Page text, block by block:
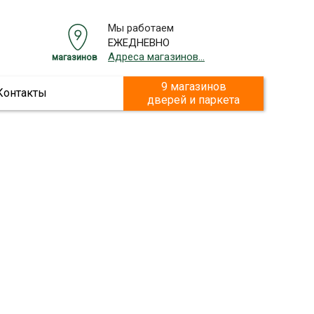
Мы работаем
ЕЖЕДНЕВНО
Адреса магазинов...
магазинов
9 магазинов
дверей и паркета